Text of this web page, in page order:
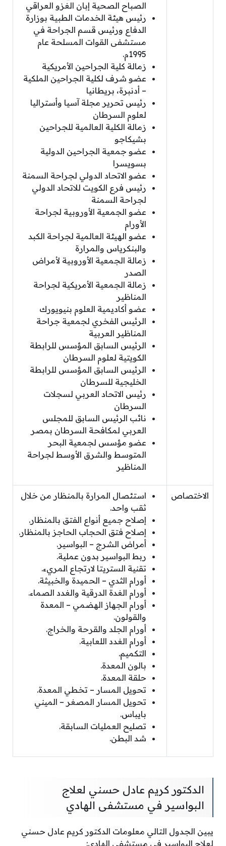
الصباح الصحية إبان الغزو العراقي
رئيس هيئة الخدمات الطبية بوزارة
الدفاع ورئيس قسم الجراحة في
مستشفى القوات المسلحة عام
1995م.
زمالة كلية الجراحين الأمريكية
عضو شرف لكلية الجراحين الملكية
– أدنبرة، بريطانيا
رئيس تحرير مجلة آسيا وأستراليا
لعلوم السرطان
زمالة الكلية العالمية للجراحين
بشيكاجو
عضو جمعية الجراحين الدولية
بسويسرا
عضو الاتحاد الدولي لجراحة السمنة
رئيس فرع الكويت للاتحاد الدولي
لجراحة السمنة
عضو الجمعية الأوروبية لجراحة
الأورام
عضو الهيئة العالمية لجراحة الكبد
والبنكرياس والمرارة
زمالة الجمعية الأوروبية لأمراض
الصدر
زمالة الجمعية الأمريكية لجراحة
المناظير
عضو أكاديمية العلوم بنيويورك
الرئيس الفخري لجمعية جراحة
المناظير العربية
الرئيس السابق المؤسس للرابطة
الكويتية لعلوم السرطان
الرئيس السابق المؤسس للرابطة
الخليجية للسرطان
رئيس الاتحاد العربي لسجلات
السرطان
نائب الرئيس السابق للمجلس
العربي لمكافحة السرطان بمصر
عضو مؤسس لجمعية البحر
المتوسط والشرق الأوسط لجراحة
المناظير
الاختصاص
استئصال المرارة بالمنظار من خلال
ثقب واحد.
إصلاح جميع أنواع الفتق بالمنظار.
إصلاح فتق الحجاب الحاجز بالمنظار.
أمراض الشرج – البواسير.
ربط البواسير بدون عملية.
تقنية الستريتا لارتجاع المريء.
أورام الثدي – الحميدة والخبيثة.
أورام الغدة الدرقية والغدد الصماء.
أورام الجهاز الهضمي – المعدة
والقولون.
أورام الجلد والقرحة والخراج.
أورام الغدد اللعابية.
التكميم.
بالون المعدة.
حلقة المعدة.
تحويل المسار – تخطي المعدة.
تحويل المسار المصغر – الميني
بايباس.
تصليح العمليات السابقة.
شد البطن.
الدكتور كريم عادل حسني لعلاج
البواسير في مستشفى الهادي
يبين الجدول التالي معلومات الدكتور كريم عادل حسني
لعلاج البواسير في مستشفى الهادي: